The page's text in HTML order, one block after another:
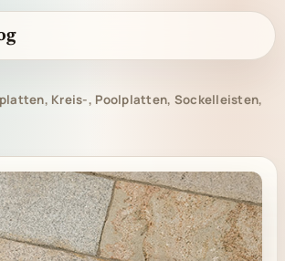
Kreis-, Poolplatten, Sockelleisten,